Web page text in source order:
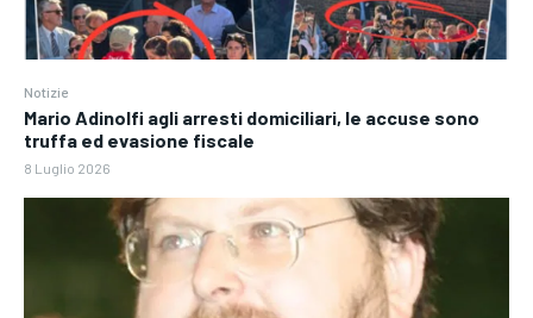
Notizie
Mario Adinolfi agli arresti domiciliari, le accuse sono
truffa ed evasione fiscale
8 Luglio 2026